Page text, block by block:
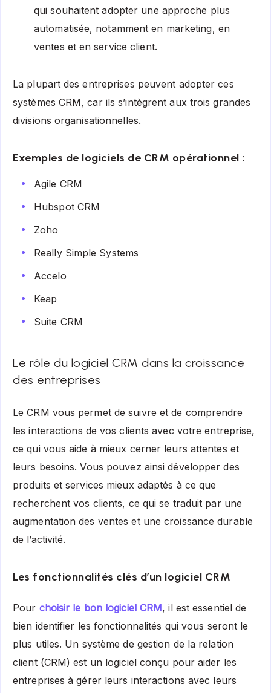
qui souhaitent adopter une approche plus
automatisée, notamment en marketing, en
ventes et en service client.
La plupart des entreprises peuvent adopter ces
systèmes CRM, car ils s’intègrent aux trois grandes
divisions organisationnelles.
Exemples de logiciels de CRM opérationnel :
Agile CRM
Hubspot CRM
Zoho
Really Simple Systems
Accelo
Keap
Suite CRM
Le rôle du logiciel CRM dans la croissance
des entreprises
Le CRM vous permet de suivre et de comprendre
les interactions de vos clients avec votre entreprise,
ce qui vous aide à mieux cerner leurs attentes et
leurs besoins. Vous pouvez ainsi développer des
produits et services mieux adaptés à ce que
recherchent vos clients, ce qui se traduit par une
augmentation des ventes et une croissance durable
de l’activité.
Les fonctionnalités clés d’un logiciel CRM
Pour choisir le bon logiciel CRM, il est essentiel de
bien identifier les fonctionnalités qui vous seront le
plus utiles. Un système de gestion de la relation
client (CRM) est un logiciel conçu pour aider les
entreprises à gérer leurs interactions avec leurs